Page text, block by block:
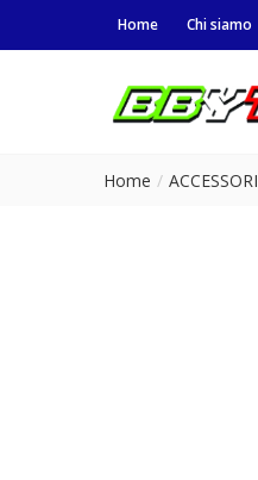
Home Chi siamo
Home ACCESSORI